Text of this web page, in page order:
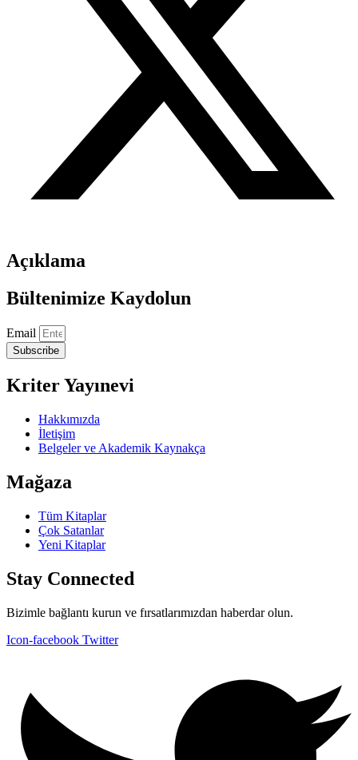
Açıklama
Bültenimize Kaydolun
Email
Subscribe
Kriter Yayınevi
Hakkımızda
İletişim
Belgeler ve Akademik Kaynakça
Mağaza
Tüm Kitaplar
Çok Satanlar
Yeni Kitaplar
Stay Connected
Bizimle bağlantı kurun ve fırsatlarımızdan haberdar olun.
Icon-facebook Twitter